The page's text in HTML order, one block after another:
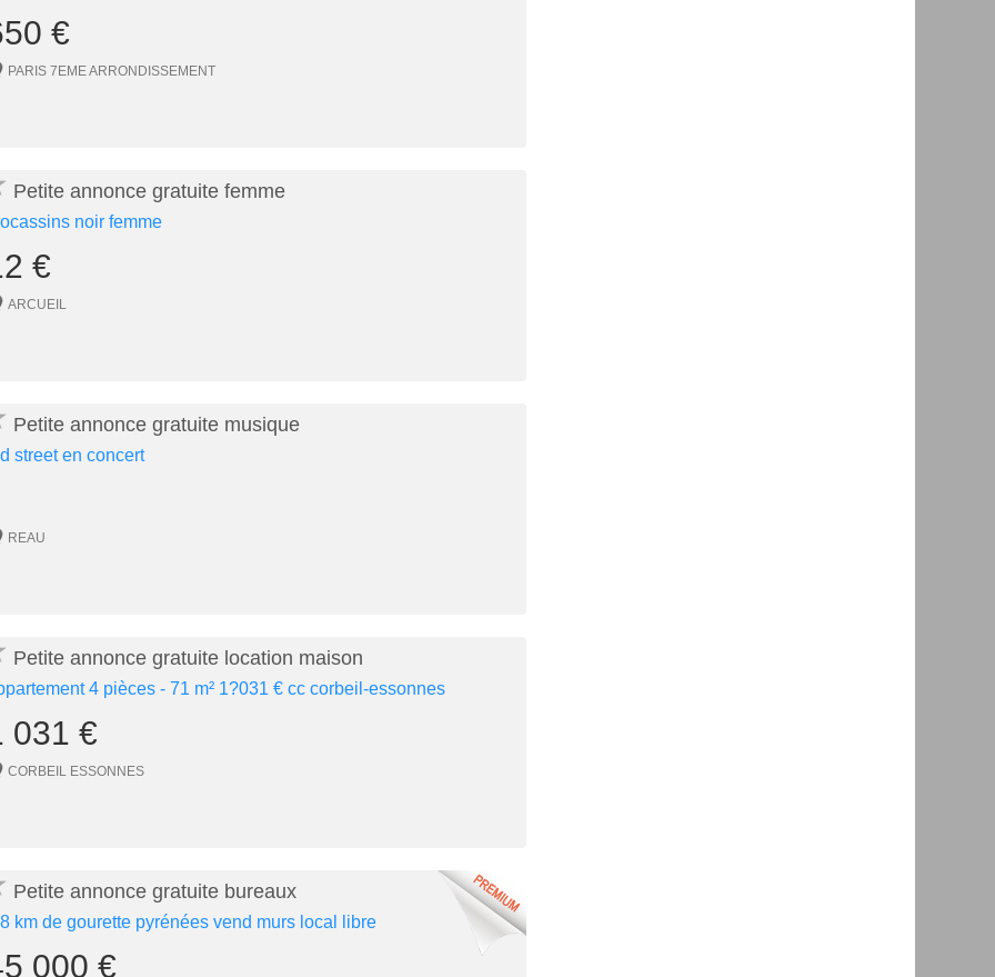
€
PARIS 7EME ARRONDISSEMENT
Petite annonce gratuite femme
noir femme
€
ARCUEIL
Petite annonce gratuite musique
street en concert
REAU
Petite annonce gratuite location maison
4 pièces - 71 m² 1?031 € cc corbeil-essonnes
031 €
CORBEIL ESSONNES
Petite annonce gratuite bureaux
km de gourette pyrénées vend murs local libre
000 €